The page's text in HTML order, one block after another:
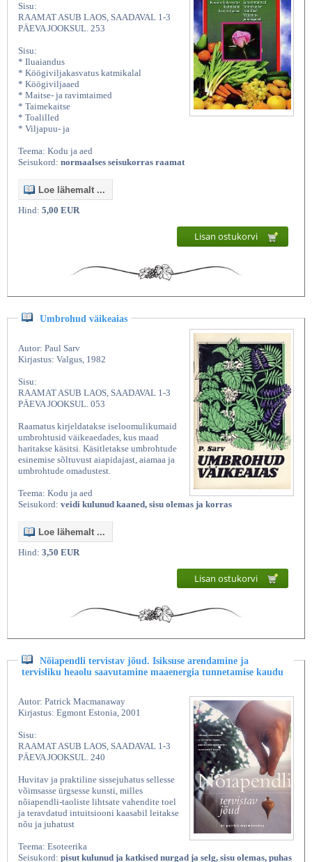
Sisu:
RAAMAT ASUB LAOS, SAADAVAL 1-3
PÄEVA JOOKSUL. 253
Sisu:
* Iluaiandus
* Köögiviljakasvatus katmikalal
* Köögiviljaaed
* Maitse- ja ravimtaimed
* Taimekaitse
* Toalilled
* Viljapuu- ja
Teema: Kodu ja aed
Seisukord: normaalses seisukorras raamat
Loe lähemalt ...
Hind: 5,00 EUR
Lisan ostukorvi
Umbrohud väikeaias
Autor: Paul Sarv
Kirjastus: Valgus, 1982
Sisu:
RAAMAT ASUB LAOS, SAADAVAL 1-3
PÄEVA JOOKSUL. 053
Raamatus kirjeldatakse iseloomulikumaid
umbrohtusid väikeaedades, kus maad
haritakse käsitsi. Käsitletakse umbrohtude
esinemise sõltuvust aiapidajast, aiamaa ja
umbrohtude omadustest.
Teema: Kodu ja aed
Seisukord: veidi kulunud kaaned, sisu olemas ja korras
Loe lähemalt ...
Hind: 3,50 EUR
Lisan ostukorvi
Nõiapendli tervistav jõud. Isiksuse arendamine ja
tervisliku heaolu saavutamine maaenergia tunnetamise kaudu
Autor: Patrick Macmanaway
Kirjastus: Egmont Estonia, 2001
Sisu:
RAAMAT ASUB LAOS, SAADAVAL 1-3
PÄEVA JOOKSUL. 240
Huvitav ja praktiline sissejuhatus sellesse
võimsasse ürgsesse kunsti, milles
nõiapendli-taoliste lihtsate vahendite toel
ja teravdatud intuitsiooni kaasabil leitakse
nõu ja juhatust
Teema: Esoteerika
Seisukord: pisut kulunud ja katkised nurgad ja selg, sisu olemas, puhas